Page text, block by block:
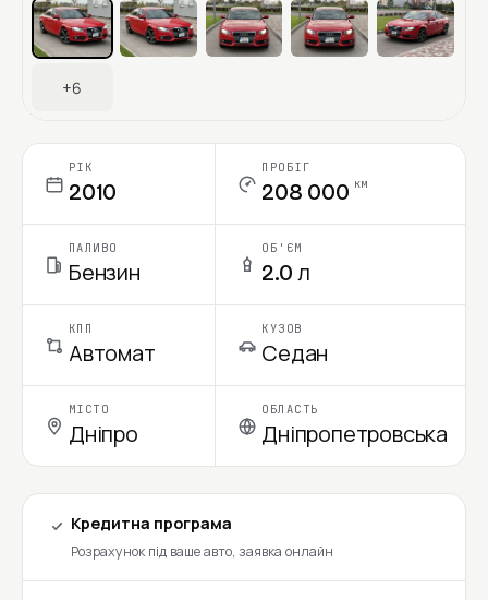
+6
РІК
2010
ПРОБІГ
208 000 км
ПАЛИВО
Бензин
ОБ'ЄМ
2.0 л
КПП
Автомат
КУЗОВ
Седан
МІСТО
Дніпро
ОБЛАСТЬ
Дніпропетровська
Кредитна програма
Розрахунок під ваше авто, заявка онлайн